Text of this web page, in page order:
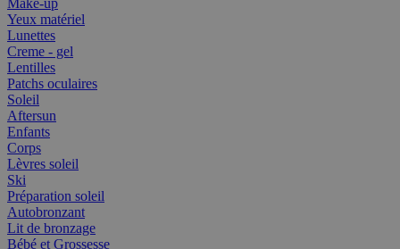
Make-up
Yeux matériel
Lunettes
Creme - gel
Lentilles
Patchs oculaires
Soleil
Aftersun
Enfants
Corps
Lèvres soleil
Ski
Préparation soleil
Autobronzant
Lit de bronzage
Bébé et Grossesse